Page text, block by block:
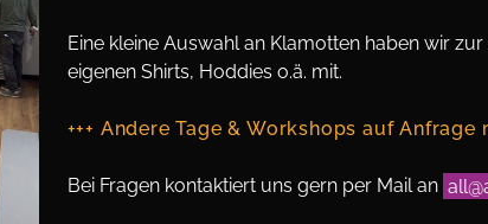
Eine kleine Auswahl an Klamotten haben wir
eigenen Shirts, Hoddies o.ä. mit.
+++ Andere Tage & Workshops auf Anfrage
Bei Fragen kontaktiert uns gern per Mail an